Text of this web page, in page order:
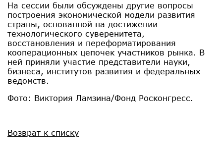
На сессии были обсуждены другие вопросы
построения экономической модели развития
страны, основанной на достижении
технологического суверенитета,
восстановления и переформатирования
кооперационных цепочек участников рынка. В
ней приняли участие представители науки,
бизнеса, институтов развития и федеральных
ведомств.
Фото: Виктория Ламзина/Фонд Росконгресс.
Возврат к списку